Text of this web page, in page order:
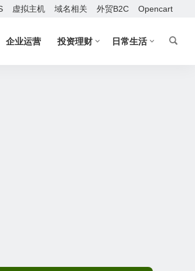
虚拟主机 域名相关 外贸B2C Opencart
企业运营 投资理财 日常生活